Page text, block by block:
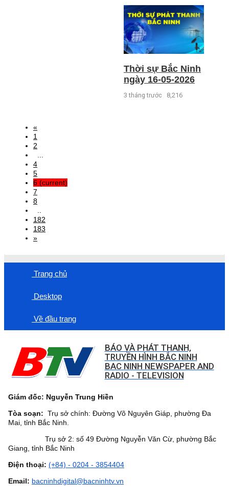
Thời sự Bắc Ninh
ngày 16-05-2026
3 tháng trước 8,216
«
1
2
4
5
6 (current)
7
8
182
183
»
Trang chủ
Desktop
Về đầu trang
BÁO VÀ PHÁT THANH,
TRUYỀN HÌNH BẮC NINH
BAC NINH NEWSPAPER AND
RADIO - TELEVISION
Giám đốc: Nguyễn Trung Hiền
Tòa soạn: Trụ sở chính: Đường Võ Nguyên Giáp, phường Đa
Mai, tỉnh Bắc Ninh.
Trụ sở 2: số 49 Đường Nguyễn Văn Cừ, phường Bắc
Giang, tỉnh Bắc Ninh
Điện thoại: (+84) - 0204 - 3854404
Email: bacninhdigital@bacninhtv.vn